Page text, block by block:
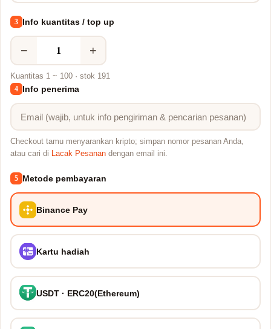
3 Info kuantitas / top up
− +
Kuantitas 1 ~ 100 · stok 191
4 Info penerima
Checkout tamu menyarankan kripto; simpan nomor pesanan Anda,
atau cari di Lacak Pesanan dengan email ini.
5 Metode pembayaran
Binance Pay
Kartu hadiah
USDT · ERC20(Ethereum)